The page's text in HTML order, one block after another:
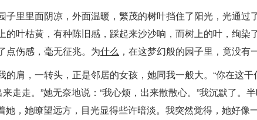
子里里面阴凉，外面温暖，繁茂的树叶挡住了阳光，光通过
的叶枯黄，有种陈旧感，踩起来沙沙响，而树上的叶，绚染
点伤感，毫无征兆。为什么 ，在这梦幻般的园子里，竟没有
的肩，一转头，正是邻居的女孩，她同我一般大。“你在这干
走走。”她无奈地说：“我心烦，出来散散心。”我沉默了。
她，她瞭望远方，目光显得些许暗淡。我突然觉得，她好